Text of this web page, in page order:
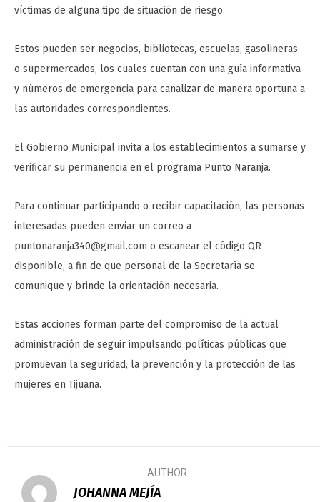
víctimas de alguna tipo de situación de riesgo.
Estos pueden ser negocios, bibliotecas, escuelas, gasolineras
o supermercados, los cuales cuentan con una guía informativa
y números de emergencia para canalizar de manera oportuna a
las autoridades correspondientes.
El Gobierno Municipal invita a los establecimientos a sumarse y
verificar su permanencia en el programa Punto Naranja.
Para continuar participando o recibir capacitación, las personas
interesadas pueden enviar un correo a
puntonaranja340@gmail.com o escanear el código QR
disponible, a fin de que personal de la Secretaría se
comunique y brinde la orientación necesaria.
Estas acciones forman parte del compromiso de la actual
administración de seguir impulsando políticas públicas que
promuevan la seguridad, la prevención y la protección de las
mujeres en Tijuana.
AUTHOR
JOHANNA MEJÍA